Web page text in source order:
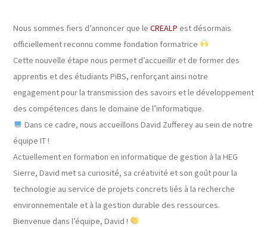
Nous sommes fiers d’annoncer que le CREALP est désormais
officiellement reconnu comme fondation formatrice
Cette nouvelle étape nous permet d’accueillir et de former des
apprentis et des étudiants PiBS, renforçant ainsi notre
engagement pour la transmission des savoirs et le développement
des compétences dans le domaine de l’informatique.
Dans ce cadre, nous accueillons David Zufferey au sein de notre
équipe IT !
Actuellement en formation en informatique de gestion à la HEG
Sierre, David met sa curiosité, sa créativité et son goût pour la
technologie au service de projets concrets liés à la recherche
environnementale et à la gestion durable des ressources.
Bienvenue dans l’équipe, David !